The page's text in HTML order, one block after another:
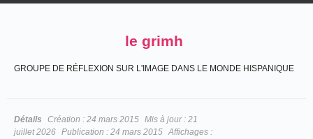
le grimh
GROUPE DE RÉFLEXION SUR L'IMAGE DANS LE MONDE HISPANIQUE
Détails Création : 24 mars 2015 Mis à jour : 21
juillet 2026 Publication : 24 mars 2015 Affichages :